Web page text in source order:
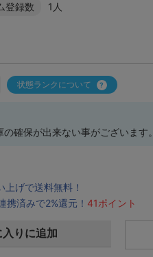
登録数 1人
状態ランクについて
確保が出来ない事がございます。
げで送料無料！
携済みで2%還元！ 41ポイント
入りに追加